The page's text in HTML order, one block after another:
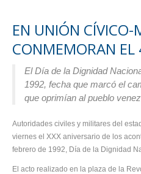
EN UNIÓN CÍVICO-
CONMEMORAN
El Día de la Dignidad
1992, fecha que marcó el
que oprimían al pueblo
Autoridades civiles y militares del
viernes el XXX aniversario de los
febrero de 1992, Día de la Dignidad
El acto realizado en la plaza de la